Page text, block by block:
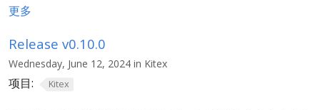
更多
Release v0.10.0
Wednesday, June 12, 2024 in Kitex
项目: Kitex